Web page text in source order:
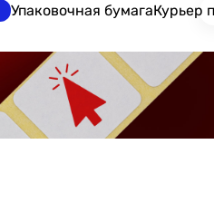
Упаковочная бумагаКурьер